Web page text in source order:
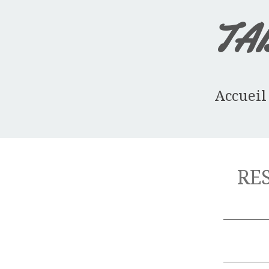
Accueil